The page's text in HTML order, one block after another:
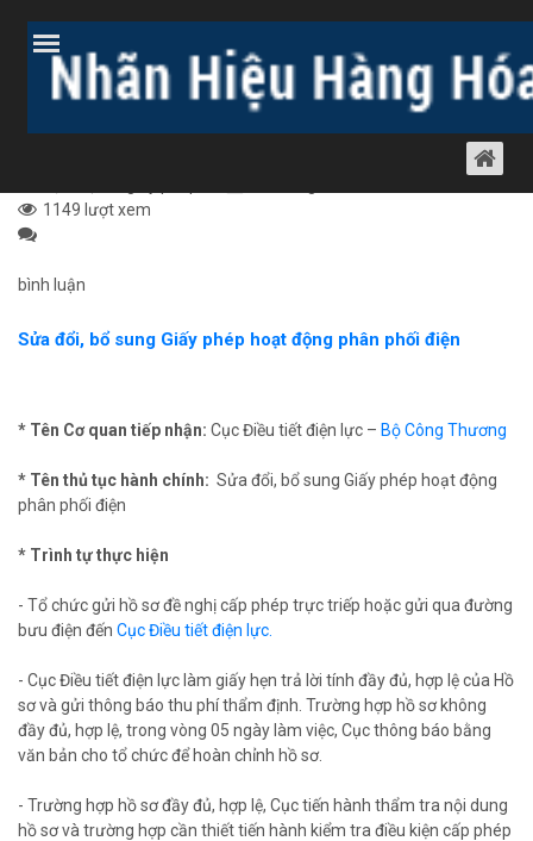
SỬA ĐỔI, BỔ SUNG GIẤY PHÉP HOẠT
1149 lượt xem
bình luận
Sửa đổi, bổ sung Giấy phép hoạt động phân phối điện
* Tên Cơ quan tiếp nhận: Cục Điều tiết điện lực – Bộ Công Thương
* Tên thủ tục hành chính: Sửa đổi, bổ sung Giấy phép hoạt động
phân phối điện
* Trình tự thực hiện
- Tổ chức gửi hồ sơ đề nghị cấp phép trực triếp hoặc gửi qua đường
bưu điện đến Cục Điều tiết điện lực.
- Cục Điều tiết điện lực làm giấy hẹn trả lời tính đầy đủ, hợp lệ của Hồ
sơ và gửi thông báo thu phí thẩm định. Trường hợp hồ sơ không
đầy đủ, hợp lệ, trong vòng 05 ngày làm việc, Cục thông báo bằng
văn bản cho tổ chức để hoàn chỉnh hồ sơ.
- Trường hợp hồ sơ đầy đủ, hợp lệ, Cục tiến hành thẩm tra nội dung
hồ sơ và trường hợp cần thiết tiến hành kiểm tra điều kiện cấp phép